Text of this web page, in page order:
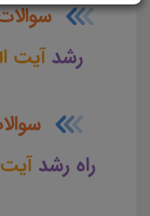
رشدآیت
راه رشد